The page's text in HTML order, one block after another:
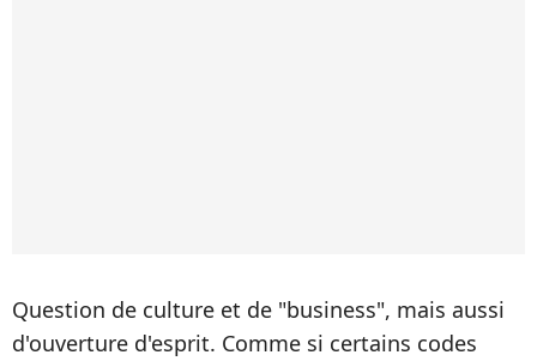
Question de culture et de "business", mais aussi
d'ouverture d'esprit. Comme si certains codes